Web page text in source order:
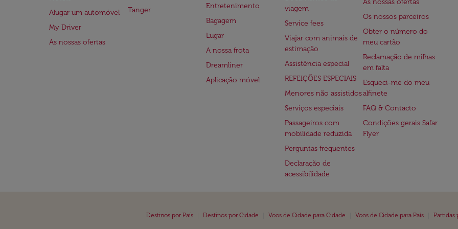
Alugar um automóvel
My Driver
As nossas ofertas
Tanger
Entretenimento
Bagagem
Lugar
A nossa frota
Dreamliner
Aplicação móvel
viagem
Service fees
Viajar com animais de
estimação
Assistência especial
REFEIÇÕES ESPECIAIS
Menores não assistidos
Serviços especiais
Passageiros com
mobilidade reduzida
Perguntas frequentes
Declaração de
acessibilidade
As nossas ofertas
Os nossos parceiros
Obter o número do
meu cartão
Reclamação de milhas
em falta
Esqueci-me do meu
alfinete
FAQ & Contacto
Condições gerais Safar
Flyer
Destinos por País Destinos por Cidade Voos de Cidade para Cidade Voos de Cidade para País Partidas